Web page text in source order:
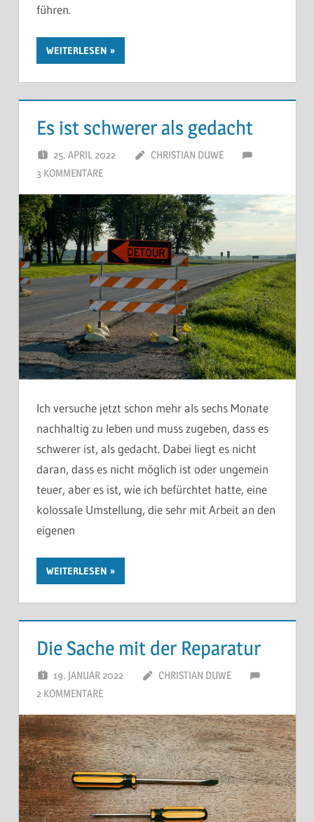
führen.
WEITERLESEN
Es ist schwerer als gedacht
25. APRIL 2022
CHRISTIAN DUWE
3 KOMMENTARE
Ich versuche jetzt schon mehr als sechs Monate
nachhaltig zu leben und muss zugeben, dass es
schwerer ist, als gedacht. Dabei liegt es nicht
daran, dass es nicht möglich ist oder ungemein
teuer, aber es ist, wie ich befürchtet hatte, eine
kolossale Umstellung, die sehr mit Arbeit an den
eigenen
WEITERLESEN
Die Sache mit der Reparatur
19. JANUAR 2022
CHRISTIAN DUWE
2 KOMMENTARE